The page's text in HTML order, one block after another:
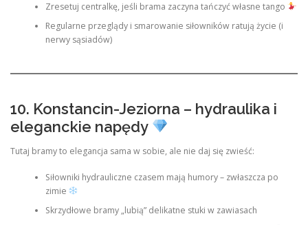
Zresetuj centralkę, jeśli brama zaczyna tańczyć własne tango
Regularne przeglądy i smarowanie siłowników ratują życie (i
nerwy sąsiadów)
10. Konstancin-Jeziorna – hydraulika i
eleganckie napędy
Tutaj bramy to elegancja sama w sobie, ale nie daj się zwieść:
Siłowniki hydrauliczne czasem mają humory – zwłaszcza po
zimie
Skrzydłowe bramy „lubią” delikatne stuki w zawiasach